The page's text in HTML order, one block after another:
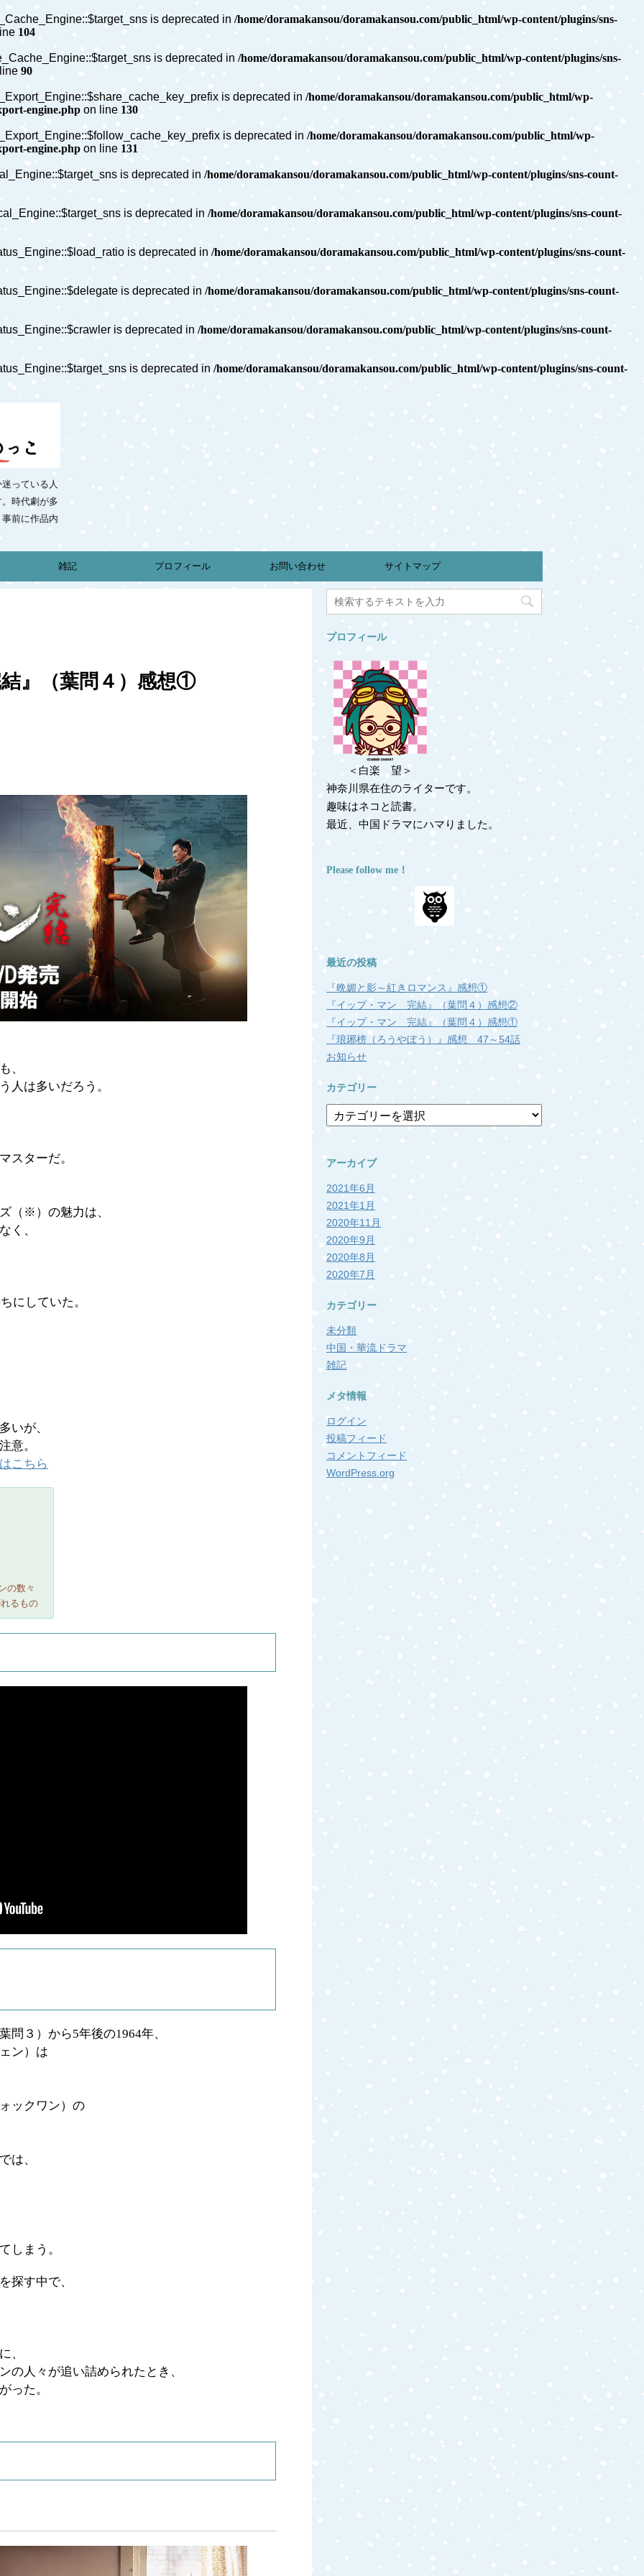
is deprecated in /home/doramakansou/doramakansou.com/public_html/wp-content/plugins/sns-
104
is deprecated in /home/doramakansou/doramakansou.com/public_html/wp-content/plugins/sns-
90
is deprecated in /home/doramakansou/doramakansou.com/public_html/wp-
engine.php on line 130
is deprecated in /home/doramakansou/doramakansou.com/public_html/wp-
engine.php on line 131
is deprecated in /home/doramakansou/doramakansou.com/public_html/wp-content/plugins/sns-count-
is deprecated in /home/doramakansou/doramakansou.com/public_html/wp-content/plugins/sns-count-
is deprecated in /home/doramakansou/doramakansou.com/public_html/wp-content/plugins/sns-count-
is deprecated in /home/doramakansou/doramakansou.com/public_html/wp-content/plugins/sns-count-
is deprecated in /home/doramakansou/doramakansou.com/public_html/wp-content/plugins/sns-count-
is deprecated in /home/doramakansou/doramakansou.com/public_html/wp-content/plugins/sns-count-
っている人
時代劇が多
前に作品内
雑記 プロフィール お問い合わせ サイトマップ
』（葉問４）感想①
、
人は多いだろう。
スターだ。
（※）の魅力は、
く、
にしていた。
いが、
意。
こちら
の数々
るもの
３）から5年後の1964年、
ン）は
ックワン）の
は、
しまう。
す中で、
、
の人々が追い詰められたとき、
った。
プロフィール
＜白楽 望＞
神奈川県在住のライターです。
趣味はネコと読書。
最近、中国ドラマにハマりました。
Please follow me！
最近の投稿
『晩媚と影～紅きロマンス』感想①
『イップ・マン 完結』（葉問４）感想②
『イップ・マン 完結』（葉問４）感想①
『琅琊榜（ろうやぼう）』感想 47～54話
お知らせ
カテゴリー
テ
ー
アーカイブ
2021年6月
2021年1月
2020年11月
2020年9月
2020年8月
2020年7月
カテゴリー
未分類
中国・華流ドラマ
雑記
メタ情報
ログイン
投稿フィード
コメントフィード
WordPress.org